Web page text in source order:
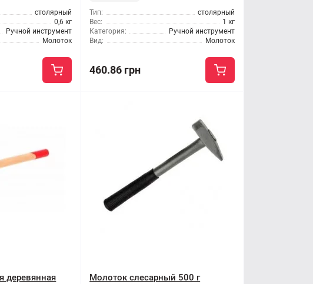
столярный
0,6 кг
Ручной инструмент
Молоток
Тип:
столярный
Вес:
1 кг
Категория:
Ручной инструмент
Вид:
Молоток
460.86 грн
деревянная
Молоток слесарный 500 г